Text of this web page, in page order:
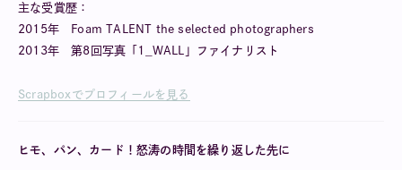
主な受賞歴：
2015年 Foam TALENT the selected photographers
2013年 第8回写真「1_WALL」ファイナリスト
Scrapboxでプロフィールを見る
ヒモ、パン、カード！怒涛の時間を繰り返した先に